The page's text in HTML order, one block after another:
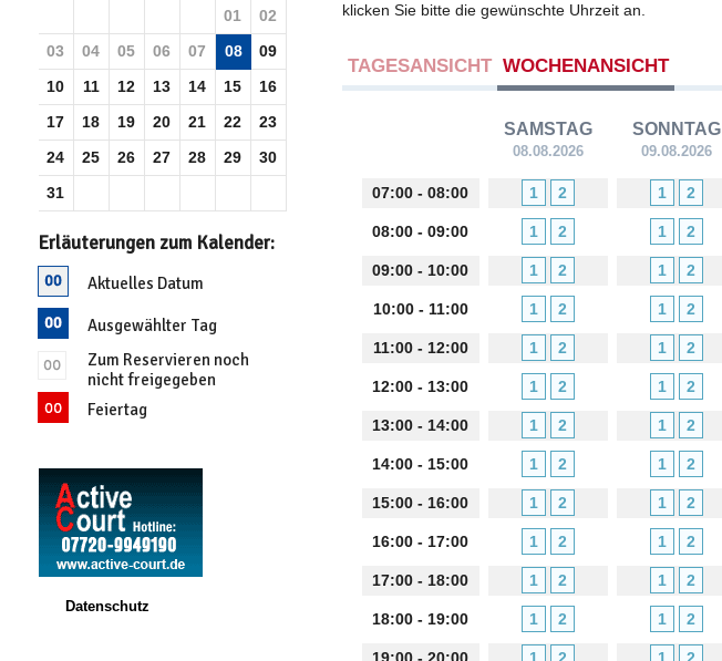
01
02
03
04 05 06 07 08
09
10
11 12 13 14 15
16
17
18 19 20 21 22
23
24
25 26 27 28 29
30
31
Erläuterungen zum Kalender:
Aktuelles Datum
Ausgewählter Tag
Zum Reservieren noch
nicht freigegeben
Feiertag
Datenschutz
klicken Sie bitte die gewünschte Uhrzeit an.
TAGESANSICHT WOCHENANSICHT
SAMSTAG
08.08.2026
SONNTAG
09.08.2026
07:00 - 08:00 1 2 1 2
08:00 - 09:00 1 2 1 2
09:00 - 10:00 1 2 1 2
10:00 - 11:00 1 2 1 2
11:00 - 12:00 1 2 1 2
12:00 - 13:00 1 2 1 2
13:00 - 14:00 1 2 1 2
14:00 - 15:00 1 2 1 2
15:00 - 16:00 1 2 1 2
16:00 - 17:00 1 2 1 2
17:00 - 18:00 1 2 1 2
18:00 - 19:00 1 2 1 2